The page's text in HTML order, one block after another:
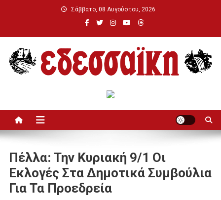
Σάββατο, 08 Αυγούστου, 2026
Πέλλα: Την Κυριακή 9/1 Οι
Εκλογές Στα Δημοτικά Συμβούλια
Για Τα Προεδρεία